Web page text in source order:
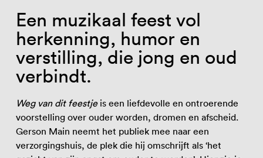
Een muzikaal feest vol
herkenning, humor en
verstilling, die jong en oud
verbindt.
Weg van dit feestjeis een liefdevolle en ontroerende
voorstelling over ouder worden, dromen en afscheid.
Gerson Main neemt het publiek mee naar een
verzorgingshuis, de plek die hij omschrijft als ‘het